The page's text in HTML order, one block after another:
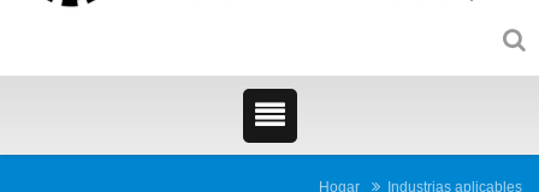
Hogar Industrias aplicables